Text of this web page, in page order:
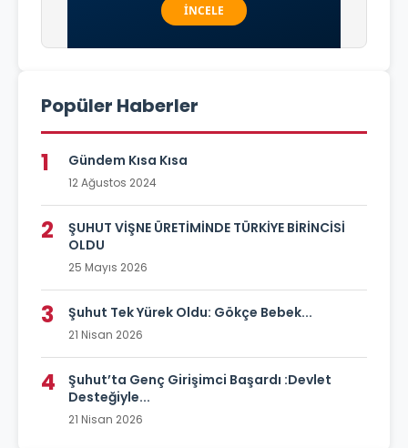
Popüler Haberler
1 Gündem Kısa Kısa
12 Ağustos 2024
2
ŞUHUT VİŞNE ÜRETİMİNDE TÜRKİYE BİRİNCİSİ
OLDU
25 Mayıs 2026
3 Şuhut Tek Yürek Oldu: Gökçe Bebek...
21 Nisan 2026
4
Şuhut’ta Genç Girişimci Başardı :Devlet
Desteğiyle...
21 Nisan 2026